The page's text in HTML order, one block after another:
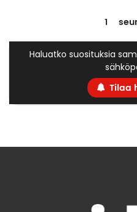
1
Haluatko suosituksia
Tilaa